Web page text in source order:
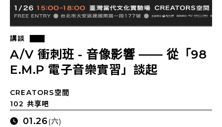
講談
A/V 衝刺班 - 音像影響 —— 從「98
E.M.P 電子音樂實習」談起
CREATORS空間
102 共享吧
01.26(六)